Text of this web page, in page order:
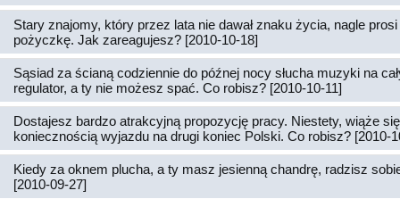
Stary znajomy, który przez lata nie dawał znaku życia, nagle
pożyczkę. Jak zareagujesz? [2010-10-18]
Sąsiad za ścianą codziennie do późnej nocy słucha muzyki na
regulator, a ty nie możesz spać. Co robisz? [2010-10-11]
Dostajesz bardzo atrakcyjną propozycję pracy. Niestety, wiąże
koniecznością wyjazdu na drugi koniec Polski. Co robisz? [2010-
Kiedy za oknem plucha, a ty masz jesienną chandrę, radzisz
[2010-09-27]